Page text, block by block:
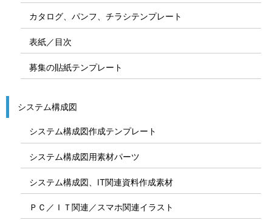
カタログ、パンフ、チラシテンプレート
表紙／目次
募集の貼紙テンプレート
システム構成図
システム構成図作成テンプレート
システム構成図用素材パーツ
システム構成図、IT関連資料作成素材
ＰＣ／ＩＴ関連／スマホ関連イラスト